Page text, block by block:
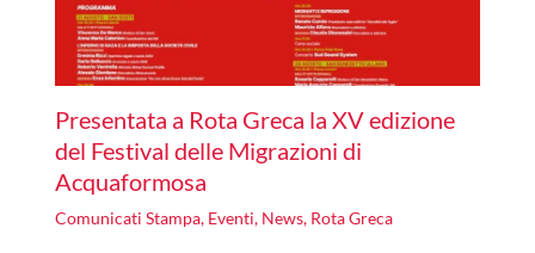
Presentata a Rota Greca la XV edizione
del Festival delle Migrazioni di
Acquaformosa
Comunicati Stampa, Eventi, News, Rota Greca